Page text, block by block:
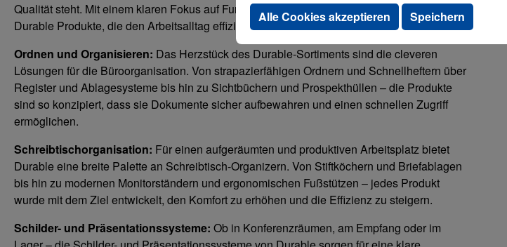
Qualität steht. Mit einem klaren Fokus auf Funktionalität und modernes Design bietet
Durable Produkte, die den Arbeitsalltag effizienter, strukturierter und nachhaltiger gestalten.
Ordnen und Organisieren: Das Herzstück des Durable-Sortiments sind die cleveren
Lösungen für die Büroorganisation. Von strapazierfähigen Ordnern und Schnellheftern über
Register und Ablagesysteme bis hin zu Sichtbüchern und Prospekthüllen – die Produkte
sind so konzipiert, dass sie Dokumente sicher aufbewahren und einen schnellen Zugriff
ermöglichen.
Schreibtischorganisation: Für einen aufgeräumten und produktiven Arbeitsplatz bietet
Durable eine breite Palette an Schreibtisch-Organizern. Von Stiftköchern und Briefablagen
bis hin zu modernen Monitorständern und ergonomischen Fußstützen – jedes Produkt
wurde mit dem Ziel entwickelt, den Komfort zu erhöhen und die Effizienz zu steigern.
Schilder- und Präsentationssysteme: Ob in Konferenzräumen, am Empfang oder im
Alle Cookies akzeptieren Speichern